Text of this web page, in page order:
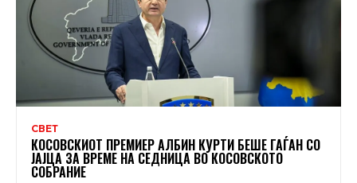
СВЕТ
КОСОВСКИОТ ПРЕМИЕР АЛБИН КУРТИ БЕШЕ ГАЃАН СО
ЈАЈЦА ЗА ВРЕМЕ НА СЕДНИЦА ВО КОСОВСКОТО
СОБРАНИЕ